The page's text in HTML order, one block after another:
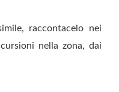
raccontacelo nei
nella zona, dai